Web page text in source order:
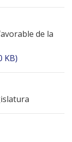
de la
KB)